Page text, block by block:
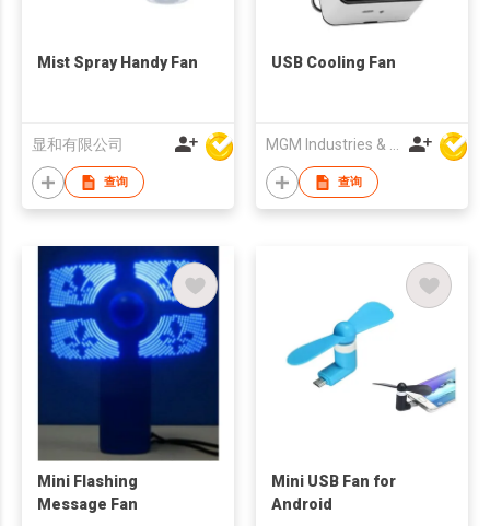
Mist Spray Handy Fan
显和有限公司
查询
USB Cooling Fan
MGM Industries & Company
查询
Mini Flashing
Message Fan
Mini USB Fan for
Android